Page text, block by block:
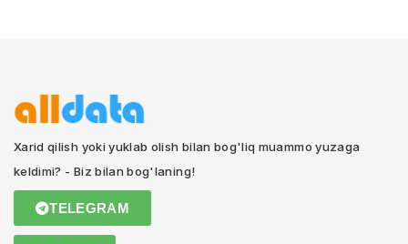
Xarid qilish yoki yuklab olish bilan bog'liq muammo yuzaga
keldimi? - Biz bilan bog'laning!
TELEGRAM